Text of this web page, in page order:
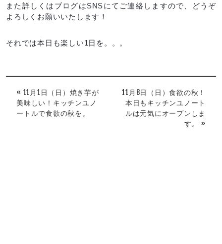
また詳しくはブログはSNSにてご連絡しますので、どうぞ
よろしくお願いいたします！
それでは本日も楽しい1日を。。。
« 11月1日（日）焼き芋が
美味しい！キッチンユノ
ートルで食欲の秋を。
11月8日（日）食欲の秋！
本日もキッチンユノート
ルは元気にオープンしま
す。 »